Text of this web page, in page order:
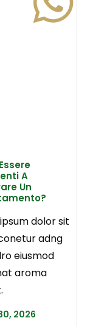
A
Un
dolor sit
adng
eiusmod
aroma
2026